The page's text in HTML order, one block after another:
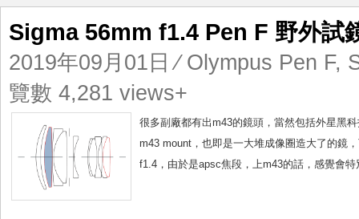
Sigma 56mm f1.4 Pen F 野外試
2019年09月01日 ⁄ Olympus Pen F,
覽數 4,281 views+
很多副廠都有出m43的鏡頭，當然包括外星黑
m43 mount，也即是一大堆成像圈造大了的鏡
f1.4，由於是apsc焦段，上m43的話，感覺會